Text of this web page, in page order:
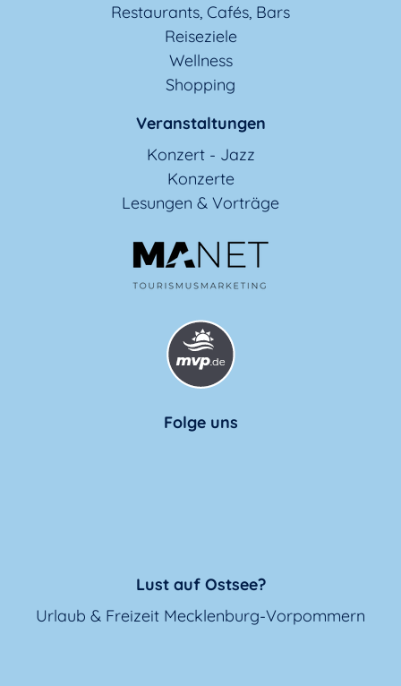
Restaurants, Cafés, Bars
Reiseziele
Wellness
Shopping
Veranstaltungen
Konzert - Jazz
Konzerte
Lesungen & Vorträge
Folge uns
Lust auf Ostsee?
Urlaub & Freizeit Mecklenburg-Vorpommern